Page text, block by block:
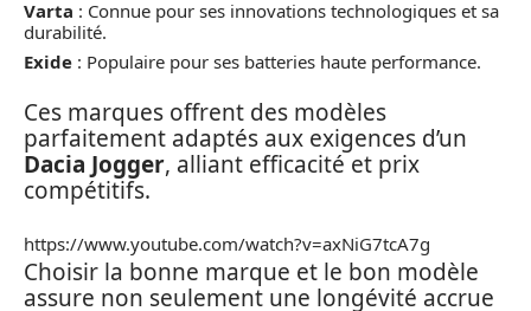
Varta : Connue pour ses innovations technologiques et sa
durabilité.
Exide : Populaire pour ses batteries haute performance.
Ces marques offrent des modèles
parfaitement adaptés aux exigences d’un
Dacia Jogger, alliant efficacité et prix
compétitifs.
https://www.youtube.com/watch?v=axNiG7tcA7g
Choisir la bonne marque et le bon modèle
assure non seulement une longévité accrue